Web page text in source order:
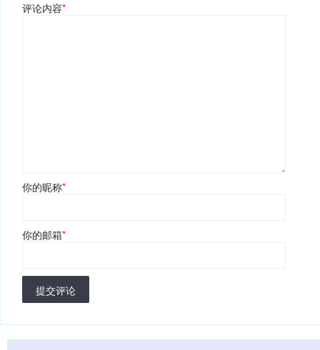
评论内容*
你的昵称*
你的邮箱*
提交评论